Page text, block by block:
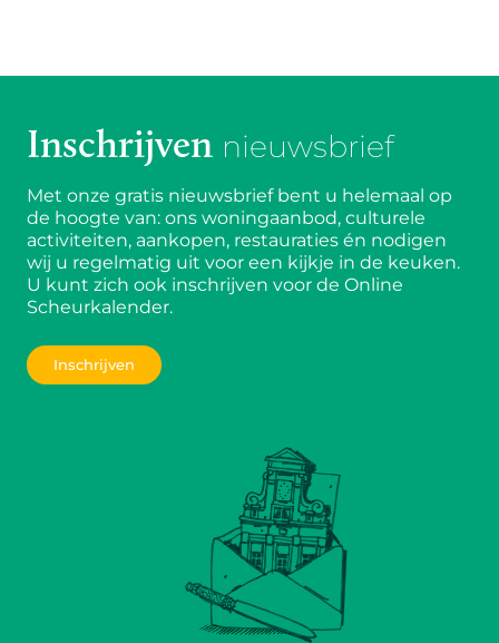
Inschrijven nieuwsbrief
Met onze gratis nieuwsbrief bent u helemaal op
de hoogte van: ons woningaanbod, culturele
activiteiten, aankopen, restauraties én nodigen
wij u regelmatig uit voor een kijkje in de keuken.
U kunt zich ook inschrijven voor de Online
Scheurkalender.
Inschrijven